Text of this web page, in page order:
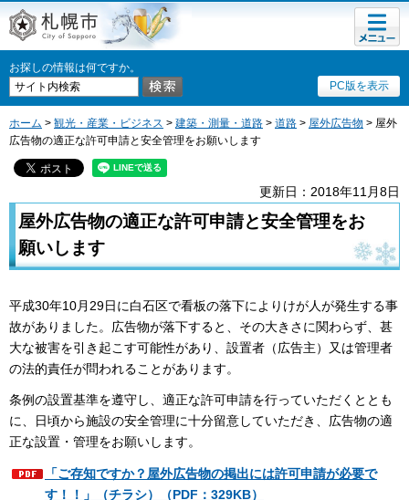
札幌市
お探しの情報は何ですか。
PC版を表示
メニュ
ー
ホーム > 観光・産業・ビジネス > 建築・測量・道路 > 道路 > 屋外広告物 > 屋外
広告物の適正な許可申請と安全管理をお願いします
更新日：2018年11月8日
屋外広告物の適正な許可申請と安全管理をお
願いします
平成30年10月29日に白石区で看板の落下によりけが人が発生する事
故がありました。広告物が落下すると、その大きさに関わらず、甚
大な被害を引き起こす可能性があり、設置者（広告主）又は管理者
の法的責任が問われることがあります。
条例の設置基準を遵守し、適正な許可申請を行っていただくととも
に、日頃から施設の安全管理に十分留意していただき、広告物の適
正な設置・管理をお願いします。
「ご存知ですか？屋外広告物の掲出には許可申請が必要で
す！！」（チラシ）（PDF：329KB）